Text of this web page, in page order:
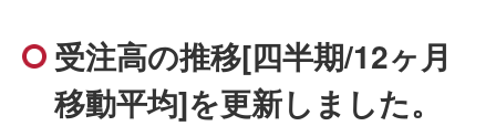
受注高の推移[四半期/12ヶ月
移動平均]を更新しました。